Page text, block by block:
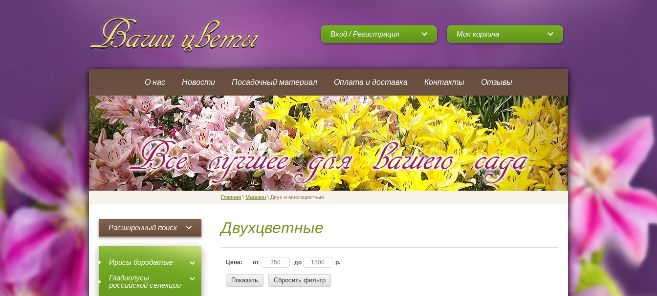
Вход / Регистрация Моя корзина
О нас Новости Посадочный материал Оплата и доставка Контакты Отзывы
Главная \ Магазин \ Двух и многоцветные
Двухцветные
Цена: от до р.
Показать Сбросить фильтр
Расширенный поиск
Ирисы бородатые
Гладиолусы
российской селекции